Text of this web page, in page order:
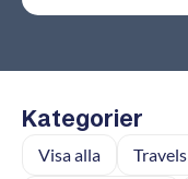
Kategorier
Visa alla Travels